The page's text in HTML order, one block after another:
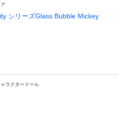
シリーズGlass Bubble Mickey
ャラクタードール